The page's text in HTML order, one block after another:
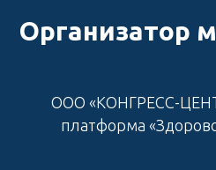
Организатор
ООО «КОНГРЕСС-
платформа